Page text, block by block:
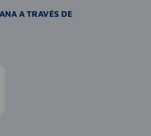
A TRAVÉS DE